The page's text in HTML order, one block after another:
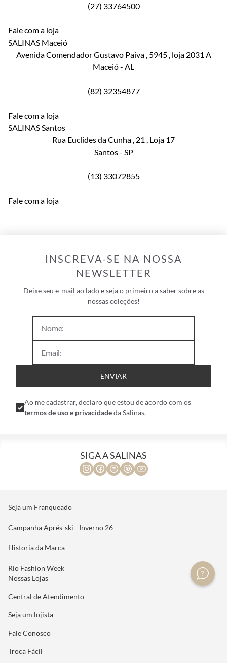
(27) 33764500
Fale com a loja
SALINAS Maceió
Avenida Comendador Gustavo Paiva , 5945 , loja 2031 A
Maceió- AL
(82) 32354877
Fale com a loja
SALINAS Santos
Rua Euclides da Cunha , 21
, Loja 17
Santos- SP
(13) 33072855
Fale com a loja
INSCREVA-SE NA NOSSA
NEWSLETTER
Deixe seu e-mail ao lado e seja o primeiro a saber sobre as
nossas coleções!
ENVIAR
Ao me cadastrar, declaro que estou de acordo com os
termos de uso e privacidadeda Salinas.
SIGA A SALINAS
Seja um Franqueado
Campanha Aprés-ski - Inverno 26
Historia da Marca
Rio Fashion Week
Nossas Lojas
Central de Atendimento
Seja um lojista
Fale Conosco
Troca Fácil